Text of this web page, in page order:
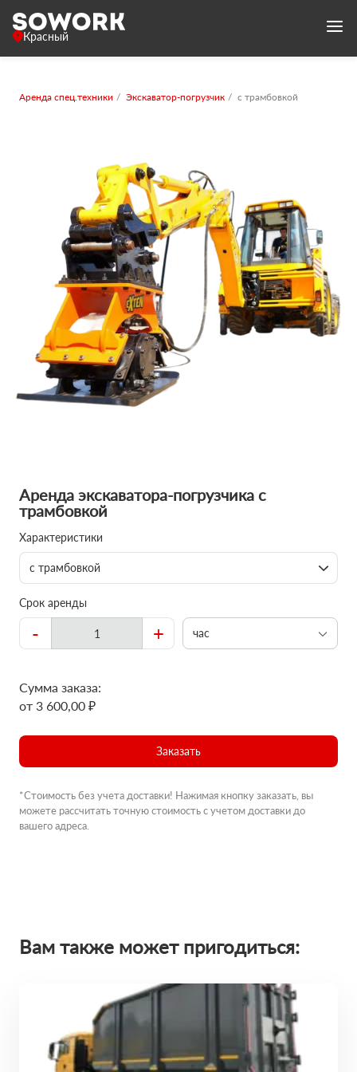
Красный
Аренда спец.техники Экскаватор-погрузчик с трамбовкой
Аренда экскаватора-погрузчика с
трамбовкой
Характеристики
с трамбовкой
Срок аренды
- + час
Сумма заказа:
от 3 600,00 ₽
Заказать
*Стоимость без учета доставки! Нажимая кнопку заказать, вы
можете рассчитать точную стоимость с учетом доставки до
вашего адреса.
Вам также может пригодиться: